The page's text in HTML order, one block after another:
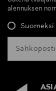
alennuksen
Suomeksi